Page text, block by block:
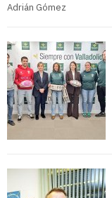
Adrián Gómez